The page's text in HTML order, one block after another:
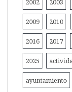
2002 2003
2009 2010
2016 2017
2025
ayuntamiento